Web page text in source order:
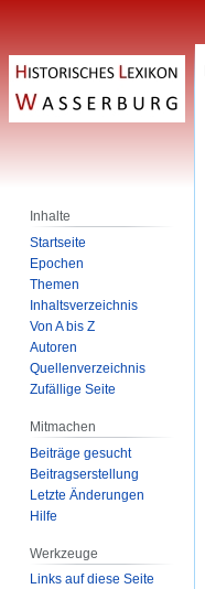
Inhalte
Startseite
Epochen
Themen
Inhaltsverzeichnis
Von A bis Z
Autoren
Quellenverzeichnis
Zufällige Seite
Mitmachen
Beiträge gesucht
Beitragserstellung
Letzte Änderungen
Hilfe
Werkzeuge
Links auf diese Seite